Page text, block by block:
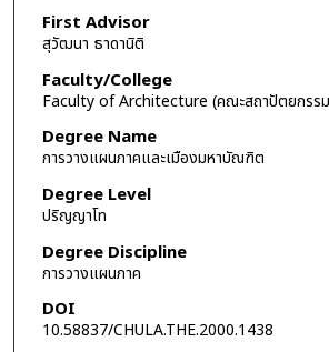
First Advisor
สุวัฒนา ธาดานิติ
Faculty/College
Faculty of Architecture (คณะสถาปัตยกรร
Degree Name
การวางแผนภาคและเมืองมหาบัณฑิต
Degree Level
ปริญญาโท
Degree Discipline
การวางแผนภาค
DOI
10.58837/CHULA.THE.2000.1438